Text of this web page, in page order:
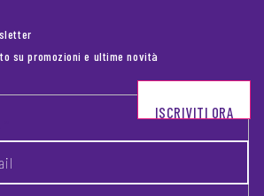
su promozioni e ultime novità
ISCRIVITI ORA